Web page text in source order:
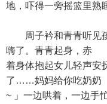
地，吓得一旁摇篮里熟
周子衿和青青听见孩
嗨了。青青起身，赤
着身体抱起女儿轻声安
了……妈妈给你吃奶奶
~ 」一边哄着，一边手